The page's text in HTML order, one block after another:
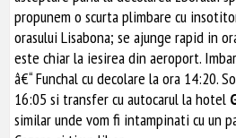
propunem o scurta plimbare cu
orasului Lisabona; se ajunge rapid in
este chiar la iesirea din aeroport.
â€“ Funchal cu decolare la ora 14:20.
16:05 si transfer cu autocarul la hotel
similar unde vom fi intampinati cu un